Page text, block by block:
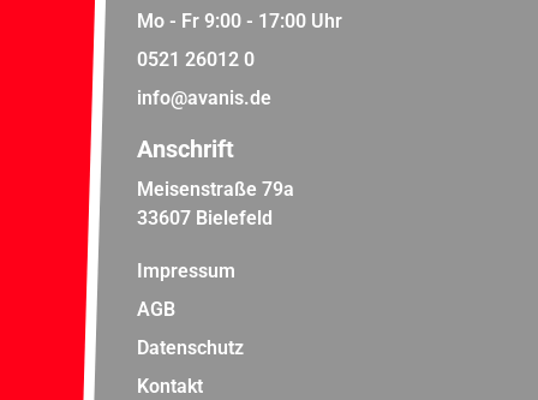
Mo - Fr 9:00 - 17:00 Uhr
0521 26012 0
info@avanis.de
Anschrift
Meisenstraße 79a
33607 Bielefeld
Impressum
AGB
Datenschutz
Kontakt